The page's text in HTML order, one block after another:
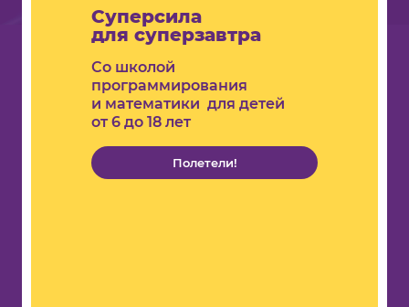
Суперсила
для суперзавтра
Со школой
программирования
и математики для детей
от 6 до 18 лет
Полетели!